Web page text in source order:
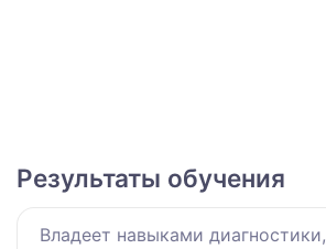
Результаты обучения
Владеет навыками диагностики,